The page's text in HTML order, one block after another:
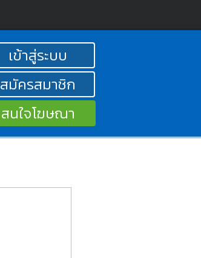
เข้าสู่ระบบ
สมัครสมาชิก
สนใจโฆษณา